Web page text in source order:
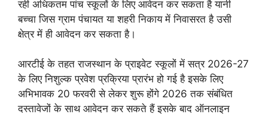
रही अधिकतम पांच स्कूलों के लिए आवेदन कर सकता है यानी
बच्चा जिस ग्राम पंचायत या शहरी निकाय में निवासरत है उसी
क्षेत्र में ही आवेदन कर सकता है।
आरटीई के तहत राजस्थान के प्राइवेट स्कूलों में सत्र 2026-27
के लिए निशुल्क प्रवेश प्रक्रिया प्रारंभ हो गई है इसके लिए
अभिभावक 20 फरवरी से लेकर शुरू होंगे 2026 तक संबंधित
दस्तावेजों के साथ आवेदन कर सकते हैं इसके बाद ऑनलाइन